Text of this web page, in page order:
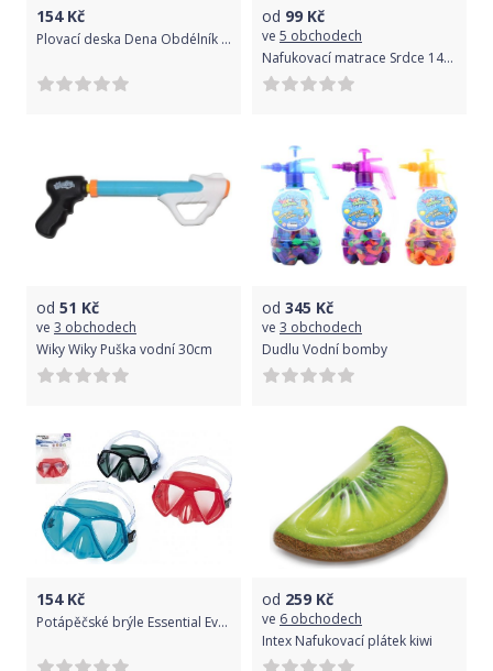
154Kč
Plovací deska Dena Obdélník - zelená oranžová
od 99 Kč
ve 5 obchodech
Nafukovací matrace Srdce 145 x 142cm
od 51 Kč
ve 3 obchodech
Wiky Wiky Puška vodní 30cm
od 345 Kč
ve 3 obchodech
Dudlu Vodní bomby
154Kč
Potápěčské brýle Essential EverSea dětské 15cm 3 barvy v sáčku 7+
od 259 Kč
ve 6 obchodech
Intex Nafukovací plátek kiwi